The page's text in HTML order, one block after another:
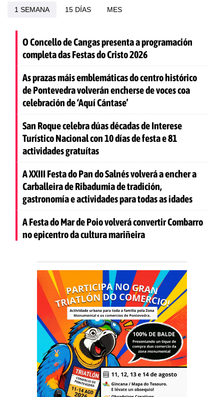
1 SEMANA 15 DÍAS MES
O Concello de Cangas presenta a programación
completa das Festas do Cristo 2026
As prazas máis emblemáticas do centro histórico
de Pontevedra volverán encherse de voces coa
celebración de ‘Aquí Cántase’
San Roque celebra dúas décadas de Interese
Turístico Nacional con 10 días de festa e 81
actividades gratuítas
A XXIII Festa do Pan do Salnés volverá a encher a
Carballeira de Ribadumia de tradición,
gastronomía e actividades para todas as idades
A Festa do Mar de Poio volverá convertir Combarro
no epicentro da cultura mariñeira